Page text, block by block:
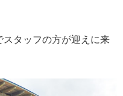
タッフの方が迎えに来